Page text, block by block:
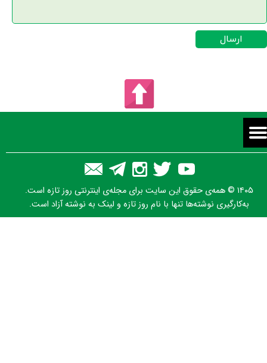
★★
ارسال
۱۴۰۵ © همه‌ی حقوق این سایت برای مجله‌ی اینترنتی روز تازه است.
به‌کارگیری نوشته‌ها تنها با نام روز تازه و لینک به نوشته آزاد است.